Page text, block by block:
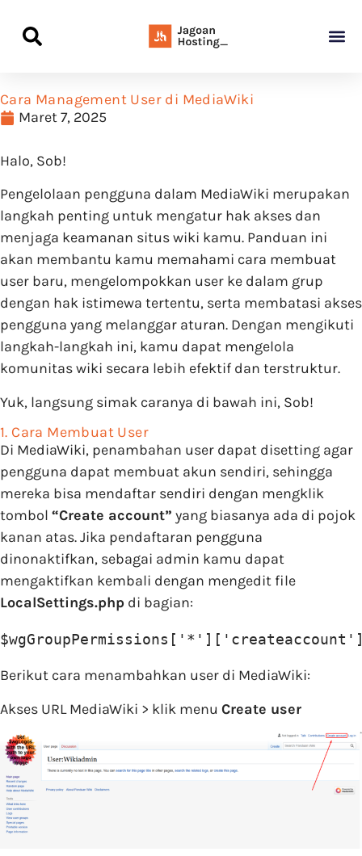
Cara Management User di MediaWiki
Maret 7, 2025
Halo, Sob!
Pengelolaan pengguna dalam MediaWiki merupakan
langkah penting untuk mengatur hak akses dan
menjaga keamanan situs wiki kamu. Panduan ini
akan membantu kamu memahami cara membuat
user baru, mengelompokkan user ke dalam grup
dengan hak istimewa tertentu, serta membatasi akses
pengguna yang melanggar aturan. Dengan mengikuti
langkah-langkah ini, kamu dapat mengelola
komunitas wiki secara lebih efektif dan terstruktur.
Yuk, langsung simak caranya di bawah ini, Sob!
1. Cara Membuat User
Di MediaWiki, penambahan user dapat disetting agar
pengguna dapat membuat akun sendiri, sehingga
mereka bisa mendaftar sendiri dengan mengklik
tombol “Create account” yang biasanya ada di pojok
kanan atas. Jika pendaftaran pengguna
dinonaktifkan, sebagai admin kamu dapat
mengaktifkan kembali dengan mengedit file
LocalSettings.php di bagian:
Berikut cara menambahkan user di MediaWiki:
Akses URL MediaWiki > klik menu Create user